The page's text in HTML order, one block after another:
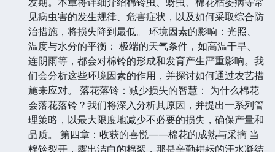
见病虫害的发生规律、危害症状，以及如何采取综合防
治措施，将损失降到最低。 环境因素的影响：光照、
温度与水分的平衡： 极端的天气条件，如高温干旱、
连阴雨等，都会对棉铃的形成和发育产生严重影响。我
们会分析这些环境因素的作用，并探讨如何通过农艺措
施来应对。 落花落铃：减少损失的智慧： 为什么棉花
会落花落铃？我们将深入分析其原因，并提出一系列管
理策略，以最大限度地减少不必要的损失，确保产量和
品质。 第四章：收获的喜悦——棉花的成熟与采摘 当
棉铃裂开，露出洁白的棉絮，那是辛勤耕耘的汗水凝结